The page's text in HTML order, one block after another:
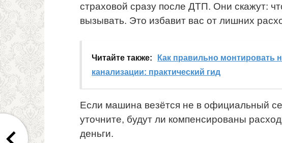
страховой сразу после ДТП. Они скажут:
вызывать. Это избавит вас от лишних
Читайте также:
Как правильно монтировать
канализации: практический гид
Если машина везётся не в официальный
уточните, будут ли компенсированы
деньги.